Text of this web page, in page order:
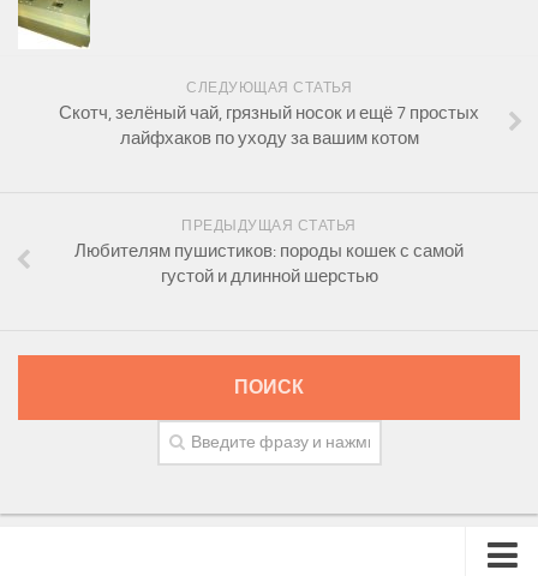
СЛЕДУЮЩАЯ СТАТЬЯ
Скотч, зелёный чай, грязный носок и ещё 7 простых
лайфхаков по уходу за вашим котом
ПРЕДЫДУЩАЯ СТАТЬЯ
Любителям пушистиков: породы кошек с самой
густой и длинной шерстью
ПОИСК